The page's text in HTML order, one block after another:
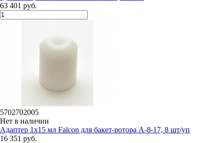
63 401 руб.
5702702005
Нет в наличии
Адаптер 1х15 мл Falcon для бакет-ротора А-8-17, 8 шт/уп
16 351 руб.